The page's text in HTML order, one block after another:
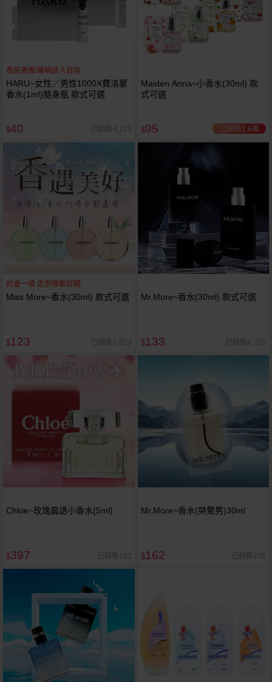
香民激推!展現迷人自信
HARU~女性／男性1000X費洛蒙
香水(1ml)隨身瓶 款式可選
$40 已銷售4,173
Maiden Anna~小香水(30ml) 款
式可選
$95 已銷售1.6萬
約會一噴 走到哪都好聞
Miss More~香水(30ml) 款式可選
$123 已銷售6,923
Mr.More~香水(30ml) 款式可選
$133 已銷售4,335
Chloe~玫瑰晨語小香水(5ml)
$397 已銷售102
Mr.More~香水(桀驁男)30ml
$162 已銷售276